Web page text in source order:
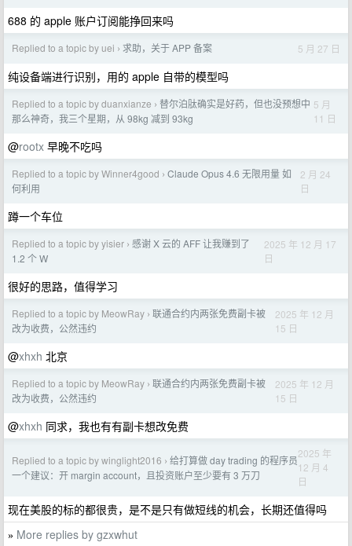
688 的 apple 账户订阅能挣回来吗
Replied to a topic by uei › 求助，关于 APP 备案 5 月 27 日
纯设备端进行识别，用的 apple 自带的模型吗
Replied to a topic by duanxianze › 替尔泊肽确实是好药，但也没预想中
那么神奇，我三个星期，从 98kg 减到 93kg
5 月
11 日
@rootx 早晚不吃吗
Replied to a topic by Winner4good › Claude Opus 4.6 无限用量 如
何利用
2 月 24
日
蹲一个车位
Replied to a topic by yisier › 感谢 X 云的 AFF 让我赚到了
1.2 个 W
2025 年 12 月 17
日
很好的思路，值得学习
Replied to a topic by MeowRay › 联通合约内两张免费副卡被
改为收费，公然违约
2025 年 12 月
15 日
@xhxh 北京
Replied to a topic by MeowRay › 联通合约内两张免费副卡被
改为收费，公然违约
2025 年 12 月
15 日
@xhxh 同求，我也有有副卡想改免费
Replied to a topic by winglight2016 › 给打算做 day trading 的程序员
一个建议：开 margin account，且投资账户至少要有 3 万刀
2025 年
12 月 4
日
现在美股的标的都很贵，是不是只有做短线的机会，长期还值得吗
» More replies by gzxwhut